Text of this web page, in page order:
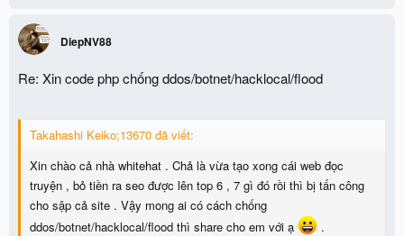
DiepNV88
Re: Xin code php chống ddos/botnet/hacklocal/flood
Takahashi Keiko;13670 đã viết:
Xin chào cả nhà whitehat . Chả là vừa tạo xong cái web đọc
truyện , bỏ tiền ra seo được lên top 6 , 7 gì đó rồi thì bị tấn công
cho sập cả site . Vậy mong ai có cách chống
ddos/botnet/hacklocal/flood thì share cho em với ạ
.